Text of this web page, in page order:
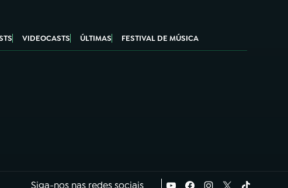
VIDEOCASTS ÚLTIMAS FESTIVAL DE MÚSICA
Siga-nos nas redes sociais